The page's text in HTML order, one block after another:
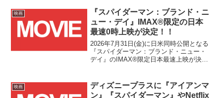
と、今後のMCUの世界に大きな影響を及
ぼすと思われる作品が控えていますが、
この2つの作品には共通する"マルチバー
ス(multiverse)"というキーワードがありま
す。
映画
『スパイダーマン：ブランド・ニ
ュー・デイ』IMAX®限定の日本
最速0時上映が決定！！
2026年7月31日(金)に日米同時公開となる
『スパイダーマン：ブランド・ニュー・
デイ』のIMAX®限定日本最速上映が決定
ション通知いただいたポストを引用して
います...
映画
ディズニープラスに『アイアンマ
ン』『スパイダーマン』やNetflix